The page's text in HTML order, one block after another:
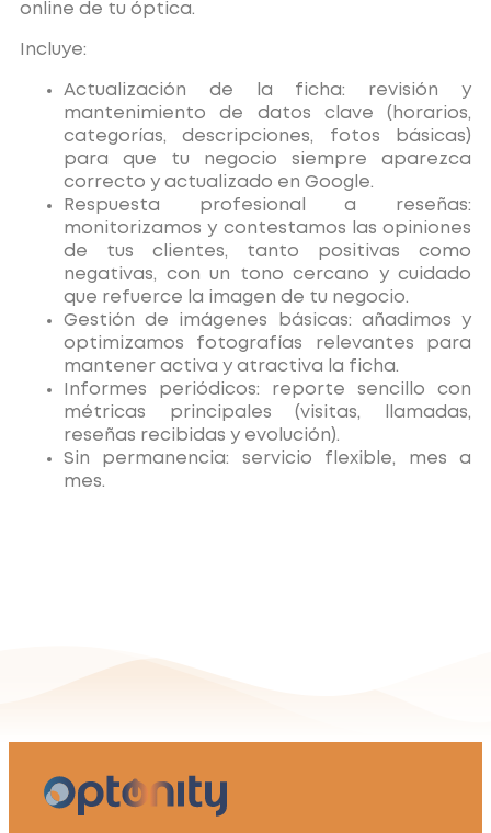
online de tu óptica.
Incluye:
Actualización de la ficha: revisión y
mantenimiento de datos clave (horarios,
categorías, descripciones, fotos básicas)
para que tu negocio siempre aparezca
correcto y actualizado en Google.
Respuesta profesional a reseñas:
monitorizamos y contestamos las opiniones
de tus clientes, tanto positivas como
negativas, con un tono cercano y cuidado
que refuerce la imagen de tu negocio.
Gestión de imágenes básicas: añadimos y
optimizamos fotografías relevantes para
mantener activa y atractiva la ficha.
Informes periódicos: reporte sencillo con
métricas principales (visitas, llamadas,
reseñas recibidas y evolución).
Sin permanencia: servicio flexible, mes a
mes.